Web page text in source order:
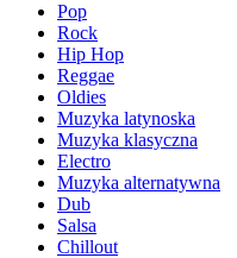
Pop
Rock
Hip Hop
Reggae
Oldies
Muzyka latynoska
Muzyka klasyczna
Electro
Muzyka alternatywna
Dub
Salsa
Chillout